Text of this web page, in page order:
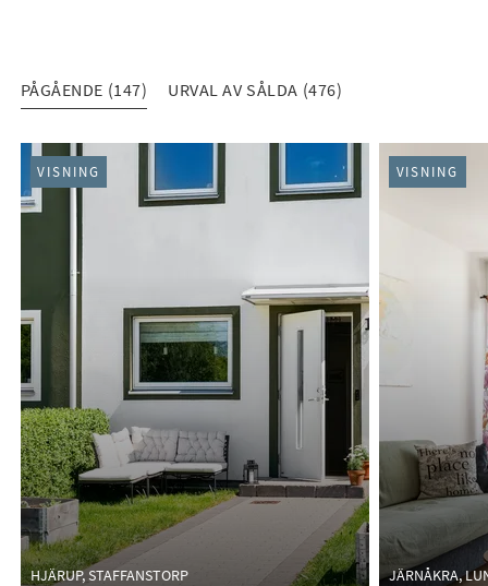
PÅGÅENDE (147) URVAL AV SÅLDA (476)
PÅGÅENDE (147)
HJÄRUP, STAFFANSTORP
VISNING
JÄRNÅKRA,
VISNING